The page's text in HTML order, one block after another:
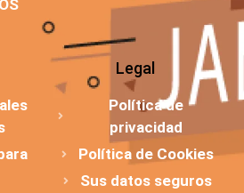
Legal
Política de
privacidad
Política de Cookies
Sus datos seguros